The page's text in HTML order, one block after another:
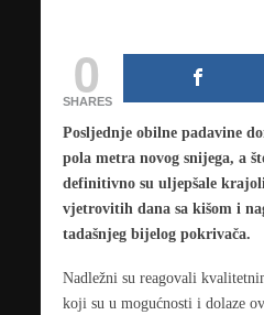
0
SHARES
Posljednje obilne padavine
pola metra novog snijega, a
definitivno su uljepšale
vjetrovitih dana sa kišom i
tadašnjeg bijelog pokrivača.
Nadležni su reagovali
koji su u mogućnosti i dolaze